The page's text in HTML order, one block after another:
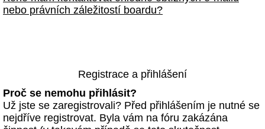
nebo právních záležitostí boardu?
Registrace a přihlášení
Proč se nemohu přihlásit?
Už jste se zaregistrovali? Před přihlášením je nutné se
nejdříve registrovat. Byla vám na fóru zakázána